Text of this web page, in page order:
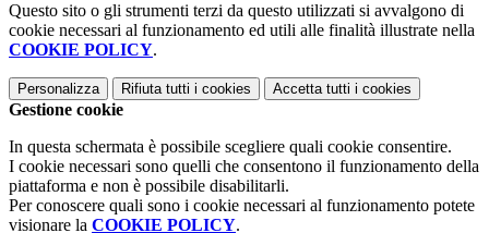
Questo sito o gli strumenti terzi da questo utilizzati si avvalgono di
cookie necessari al funzionamento ed utili alle finalità illustrate nella
COOKIE POLICY.
Personalizza Rifiuta tutti i cookies Accetta tutti i cookies
Gestione cookie
In questa schermata è possibile scegliere quali cookie consentire.
I cookie necessari sono quelli che consentono il funzionamento della
piattaforma e non è possibile disabilitarli.
Per conoscere quali sono i cookie necessari al funzionamento potete
visionare la COOKIE POLICY.